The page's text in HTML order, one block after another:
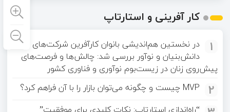
کار آفرینی و استارتاپ
1
در نخستین هم‌اندیشی بانوان کارآفرین شرکت‌های
دانش‌بنیان و نوآور بررسی شد: چالش‌ها و فرصت‌های
پیش‌روی زنان در زیست‌بوم نوآوری و فناوری کشور
2 MVP چیست و چگونه می‌توان بازار را با آن فراهم کرد؟